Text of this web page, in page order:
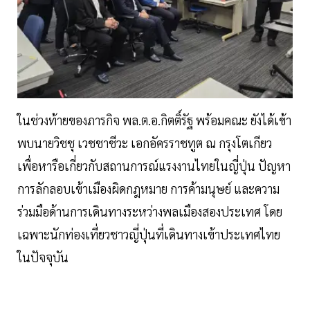
ในช่วงท้ายของภารกิจ พล.ต.อ.กิตติ์รัฐ พร้อมคณะ ยังได้เข้า
พบนายวิชชุ เวชชาชีวะ เอกอัครราชทูต ณ กรุงโตเกียว
เพื่อหารือเกี่ยวกับสถานการณ์แรงงานไทยในญี่ปุ่น ปัญหา
การลักลอบเข้าเมืองผิดกฎหมาย การค้ามนุษย์ และความ
ร่วมมือด้านการเดินทางระหว่างพลเมืองสองประเทศ โดย
เฉพาะนักท่องเที่ยวชาวญี่ปุ่นที่เดินทางเข้าประเทศไทย
ในปัจจุบัน